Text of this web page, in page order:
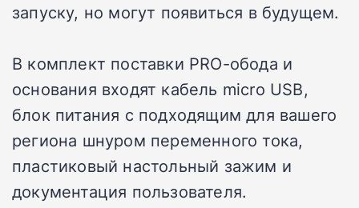
запуску, но могут появиться в будущем.
В комплект поставки PRO-обода и
основания входят кабель micro USB,
блок питания с подходящим для вашего
региона шнуром переменного тока,
пластиковый настольный зажим и
документация пользователя.